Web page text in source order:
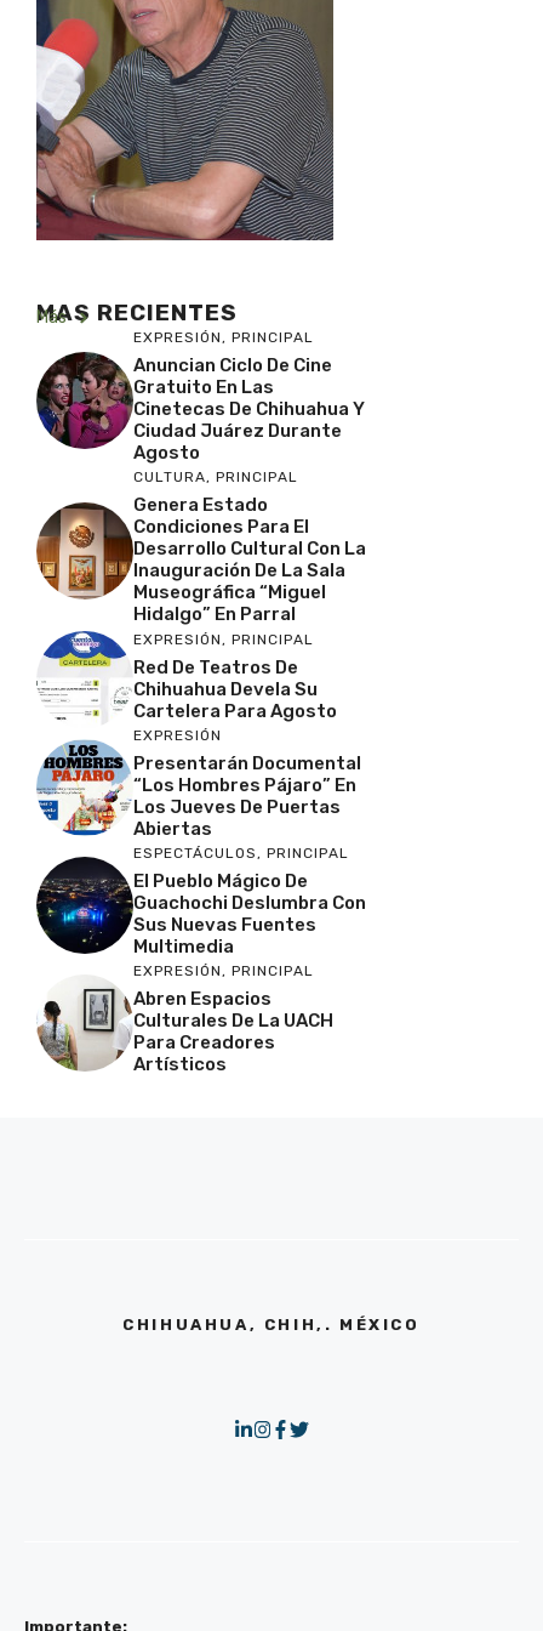
MAS RECIENTES
Más
EXPRESIÓN, PRINCIPAL
Anuncian Ciclo De Cine
Gratuito En Las
Cinetecas De Chihuahua Y
Ciudad Juárez Durante
Agosto
CULTURA, PRINCIPAL
Genera Estado
Condiciones Para El
Desarrollo Cultural Con La
Inauguración De La Sala
Museográfica “Miguel
Hidalgo” En Parral
EXPRESIÓN , PRINCIPAL
Red De Teatros De
Chihuahua Devela Su
Cartelera Para Agosto
EXPRESIÓN
Presentarán Documental
“Los Hombres Pájaro” En
Los Jueves De Puertas
Abiertas
ESPECTÁCULOS, PRINCIPAL
El Pueblo Mágico De
Guachochi Deslumbra Con
Sus Nuevas Fuentes
Multimedia
EXPRESIÓN, PRINCIPAL
Abren Espacios
Culturales De La UACH
Para Creadores
Artísticos
CHIHUAHUA, CHIH,. MÉXICO
Importante: